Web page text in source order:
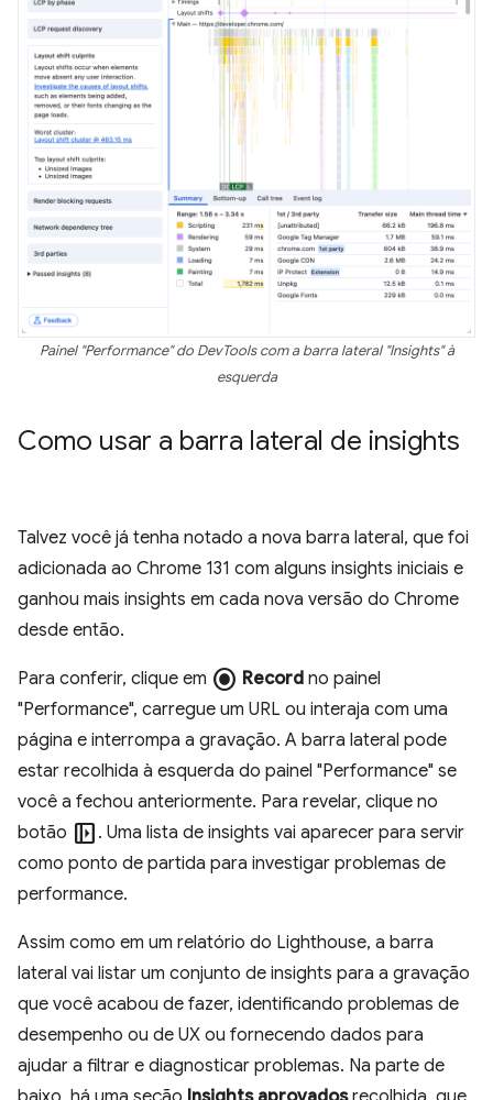
Painel "Performance" do DevTools com a barra lateral "Insights" à
esquerda
Como usar a barra lateral de insights
Talvez você já tenha notado a nova barra lateral, que foi
adicionada ao Chrome 131 com alguns insights iniciais e
ganhou mais insights em cada nova versão do Chrome
desde então.
Para conferir, clique em radio_button_checked Record no painel
"Performance", carregue um URL ou interaja com uma
página e interrompa a gravação. A barra lateral pode
estar recolhida à esquerda do painel "Performance" se
você a fechou anteriormente. Para revelar, clique no
botão left_panel_open . Uma lista de insights vai aparecer para servir
como ponto de partida para investigar problemas de
performance.
Assim como em um relatório do Lighthouse, a barra
lateral vai listar um conjunto de insights para a gravação
que você acabou de fazer, identificando problemas de
desempenho ou de UX ou fornecendo dados para
ajudar a filtrar e diagnosticar problemas. Na parte de